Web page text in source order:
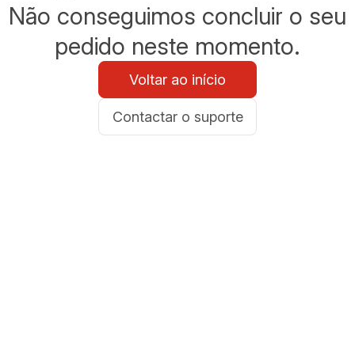
Não conseguimos concluir o seu
pedido neste momento.
Voltar ao início
Contactar o suporte